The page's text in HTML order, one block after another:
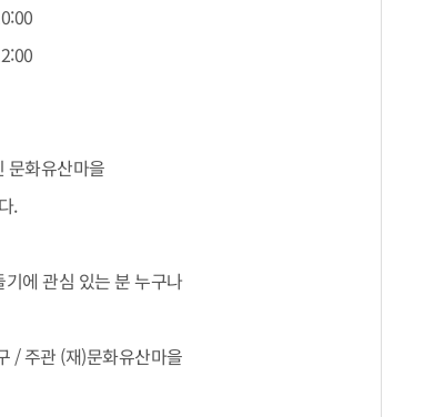
화유산마을
.
에 관심 있는 분 누구나
/ 주관 (재)문화유산마을